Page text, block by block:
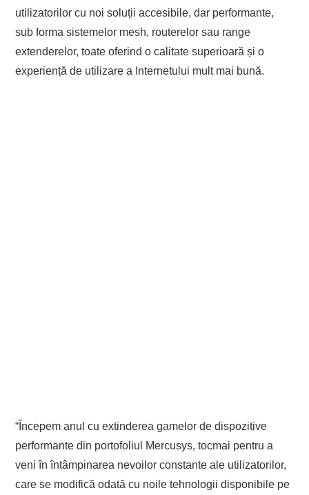
utilizatorilor cu noi soluții accesibile, dar performante,
sub forma sistemelor mesh, routerelor sau range
extenderelor, toate oferind o calitate superioară și o
experiență de utilizare a Internetului mult mai bună.
“Începem anul cu extinderea gamelor de dispozitive
performante din portofoliul Mercusys, tocmai pentru a
veni în întâmpinarea nevoilor constante ale utilizatorilor,
care se modifică odată cu noile tehnologii disponibile pe